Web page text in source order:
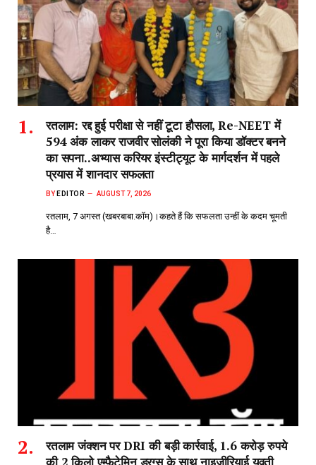
रतलाम: रद्द हुई परीक्षा से नहीं टूटा हौसला, Re-NEET में
594 अंक लाकर राजवीर सोलंकी ने पूरा किया डॉक्टर बनने
का सपना..अभ्यास करियर इंस्टीट्यूट के मार्गदर्शन में पहले
प्रयास में शानदार सफलता
BY EDITOR AUGUST 7, 2026
रतलाम, 7 अगस्त (खबरबाबा.कॉम)।कहते हैं कि सफलता उन्हीं के कदम चूमती
है…
रतलाम जंक्शन पर DRI की बड़ी कार्रवाई, 1.6 करोड़ रुपये
की 2 किलो एम्फ़ैटेमिन ड्रग्स के साथ नाइजीरियाई युवती